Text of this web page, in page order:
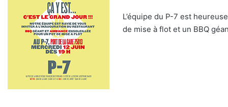
L’équipe du P-7 est
de mise à flot et un BBQ